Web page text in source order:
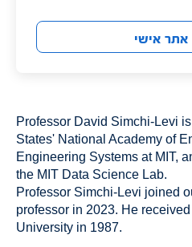
אתר אישי
Professor David Simchi-Levi
States' National Academy of
Engineering Systems at MIT,
the MIT Data Science Lab.
Professor Simchi-Levi joined
professor in 2023. He
University in 1987.